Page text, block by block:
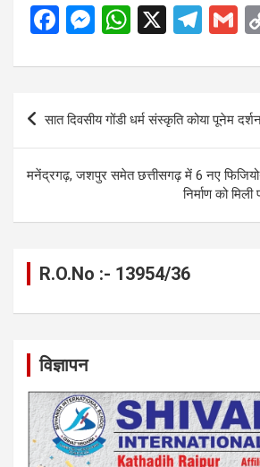
F
ce
b
o
o
k
M
se
g
er
W
at
s
A
p
p
X
T
e
gr
a
m
G
Post
सात दिवसीय गोंडी धर्म संस्कृति कोया पूनेम
मनेंद्रगढ़, जशपुर समेत छत्तीसगढ़ में 6 नए
निर्माण को
R.O.No :- 13954/36
विज्ञापन